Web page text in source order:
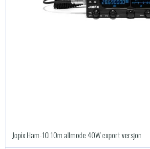
Jopix Ham-10 10m allmode 40W export versjon